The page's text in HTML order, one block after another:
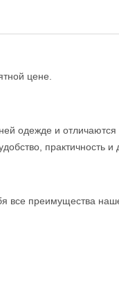
цене.
одежде и
практичность
все преимущества